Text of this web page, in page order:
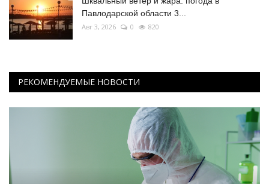
Павлодарской области 3...
Авг 3, 2026 0 820
РЕКОМЕНДУЕМЫЕ НОВОСТИ